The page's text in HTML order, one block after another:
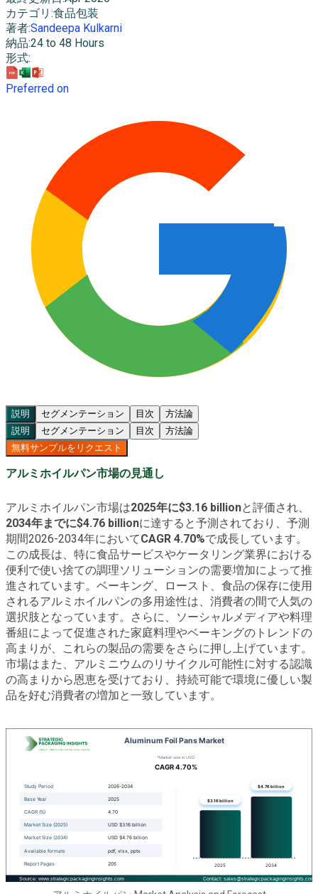
カテゴリ :食品包装
著者:Sandeepa Kulkarni
納品:24 to 48 Hours
形式:
Preferred on
説明 セグメンテーション 目次
方法論
説明
セグメンテーション 目次
方法論
無料サンプルをリクエスト
アルミホイルパン市場の見通し
アルミホイルパン市場は2025年に$3.16 billionと評価され、
2034年までに$4.76 billionに達すると予測されており、予測
期間2026-2034年においてCAGR 4.70%で成長しています。
この成長は、特に食品サービスやケータリング業界における
便利で使い捨ての調理ソリューションの需要増加によって推
進されています。ベーキング、ロースト、食品の保存に使用
されるアルミホイルパンの多用途性は、消費者の間で人気の
選択肢となっています。さらに、ソーシャルメディアや料理
番組によって促進された家庭料理やベーキングのトレンドの
高まりが、これらの製品の需要をさらに押し上げています。
市場はまた、アルミニウムのリサイクル可能性に対する認識
の高まりから恩恵を受けており、持続可能で環境に優しい製
品を好む消費者の増加と一致しています。